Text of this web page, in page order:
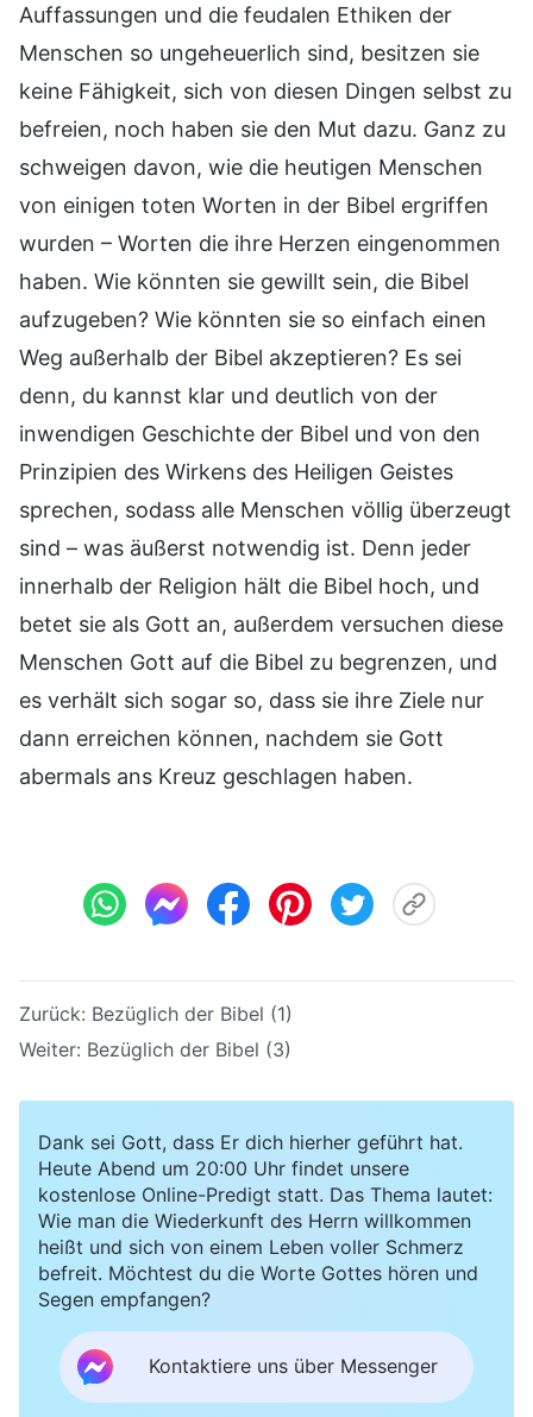
Auffassungen und die feudalen Ethiken der
Menschen so ungeheuerlich sind, besitzen sie
keine Fähigkeit, sich von diesen Dingen selbst zu
befreien, noch haben sie den Mut dazu. Ganz zu
schweigen davon, wie die heutigen Menschen
von einigen toten Worten in der Bibel ergriffen
wurden – Worten die ihre Herzen eingenommen
haben. Wie könnten sie gewillt sein, die Bibel
aufzugeben? Wie könnten sie so einfach einen
Weg außerhalb der Bibel akzeptieren? Es sei
denn, du kannst klar und deutlich von der
inwendigen Geschichte der Bibel und von den
Prinzipien des Wirkens des Heiligen Geistes
sprechen, sodass alle Menschen völlig überzeugt
sind – was äußerst notwendig ist. Denn jeder
innerhalb der Religion hält die Bibel hoch, und
betet sie als Gott an, außerdem versuchen diese
Menschen Gott auf die Bibel zu begrenzen, und
es verhält sich sogar so, dass sie ihre Ziele nur
dann erreichen können, nachdem sie Gott
abermals ans Kreuz geschlagen haben.
Zurück: Bezüglich der Bibel (1)
Weiter: Bezüglich der Bibel (3)
Dank sei Gott, dass Er dich hierher geführt hat.
Heute Abend um 20:00 Uhr findet unsere
kostenlose Online-Predigt statt. Das Thema lautet:
Wie man die Wiederkunft des Herrn willkommen
heißt und sich von einem Leben voller Schmerz
befreit. Möchtest du die Worte Gottes hören und
Segen empfangen?
Kontaktiere uns über Messenger